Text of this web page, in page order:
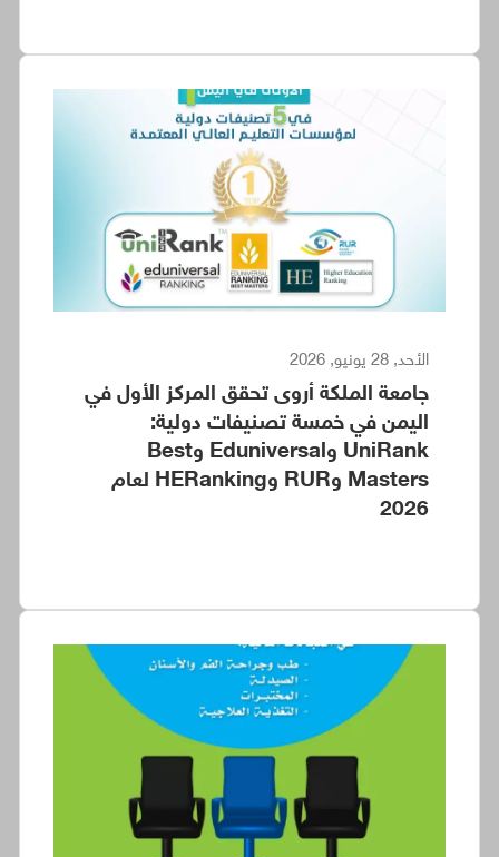
الأحد, 28 يونيو, 2026
جامعة الملكة أروى تحقق المركز الأول في
اليمن في خمسة تصنيفات دولية:
UniRank وEduniversal وBest
Masters وRUR وHERanking لعام
2026